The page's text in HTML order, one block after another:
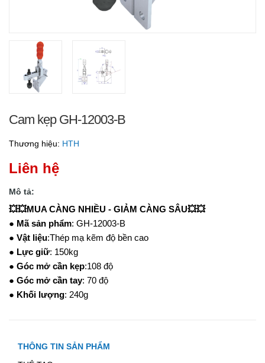
Cam kẹp GH-12003-B
Thương hiệu: HTH
Liên hệ
Mô tả:
💥💥MUA CÀNG NHIỀU - GIẢM CÀNG SÂU💥💥
● Mã sản phẩm: GH-12003-B
● Vật liệu:Thép mạ kẽm độ bền cao
● Lực giữ: 150kg
● Góc mở cần kẹp:108 độ
● Góc mở cần tay: 70 độ
● Khối lượng: 240g
THÔNG TIN SẢN PHẨM